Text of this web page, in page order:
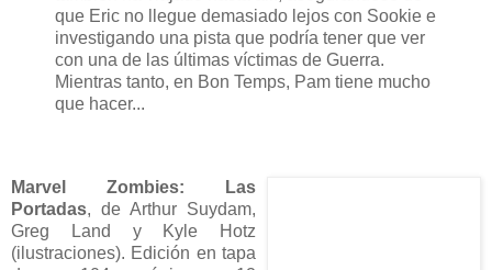
que Eric no llegue demasiado lejos con Sookie e
investigando una pista que podría tener que ver
con una de las últimas víctimas de Guerra.
Mientras tanto, en Bon Temps, Pam tiene mucho
que hacer...
Marvel Zombies: Las
Portadas, de Arthur Suydam,
Greg Land y Kyle Hotz
(ilustraciones). Edición en tapa